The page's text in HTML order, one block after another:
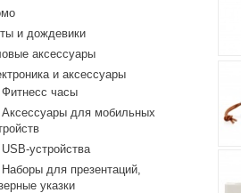
и дождевики
аксессуары
и аксессуары
Фитнесс часы
Аксессуары для мобильных
USB-устройства
Наборы для презентаций,
указки